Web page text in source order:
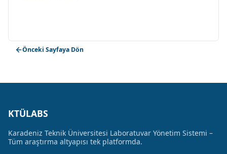
Önceki Sayfaya Dön
KTÜLABS
Karadeniz Teknik Üniversitesi Laboratuvar Yönetim Sistemi –
Tüm araştırma altyapısı tek platformda.